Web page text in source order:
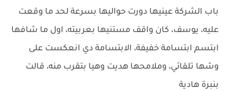
باب الشركة عينيها دورت حواليها بسرعة لحد ما وقعت
عليه، يوسف، كان واقف مستنيها بعربيته، اول ما شافها
ابتسم ابتسامة خفيفة، الابتسامة دي انعكست على
وشها تلقائي، وملامحها هديت وهيا بتقرب منه، قالت
بنبرة هادية